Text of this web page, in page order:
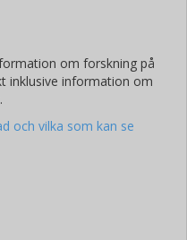
om forskning på
inklusive information om
och vilka som kan se